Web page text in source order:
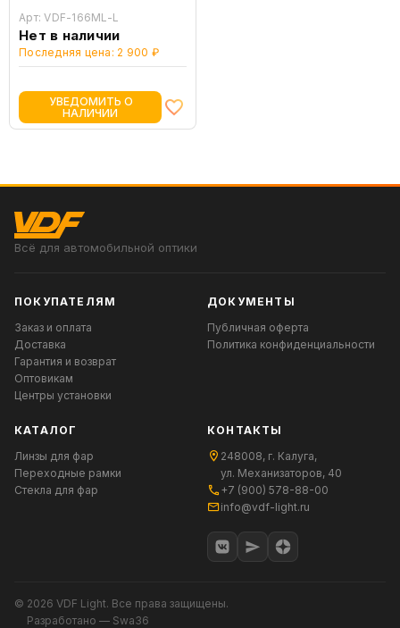
Арт: VDF-166ML-L
Нет в наличии
Последняя цена: 2 900 ₽
УВЕДОМИТЬ О
НАЛИЧИИ
Всё для автомобильной оптики
ПОКУПАТЕЛЯМ
Заказ и оплата
Доставка
Гарантия и возврат
Оптовикам
Центры установки
ДОКУМЕНТЫ
Публичная оферта
Политика конфиденциальности
КАТАЛОГ
Линзы для фар
Переходные рамки
Стекла для фар
КОНТАКТЫ
248008, г. Калуга,
ул. Механизаторов, 40
+7 (900) 578-88-00
info@vdf-light.ru
© 2026 VDF Light. Все права защищены.
Разработано — Swa36